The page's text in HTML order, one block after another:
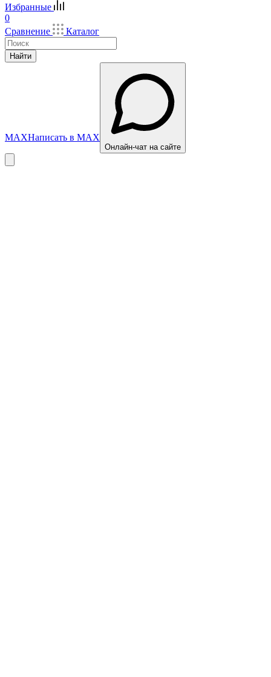
Избранные
0
Сравнение
Каталог
Найти
MAXНаписать в MAX
Онлайн-чат на сайте